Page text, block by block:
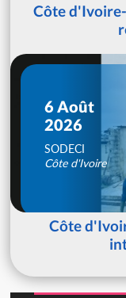
Côte
6 Août
2026
SODECI
Côte d'Ivoire
Côte